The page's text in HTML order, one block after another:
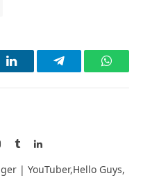
LinkedInTelegram
Instagram
TumblrLinkedIn
| YouTuber,Hello Guys,